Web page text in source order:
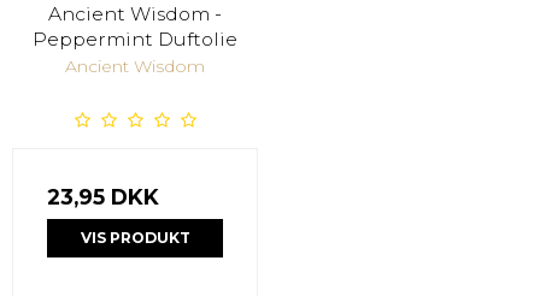
Ancient Wisdom -
Peppermint Duftolie
Ancient Wisdom
23,95 DKK
VIS PRODUKT